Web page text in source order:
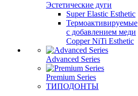
Эстетические дуги
Super Elastic Esthetic
Термоактивируемые
с добавлением меди
Copper NiTi Esthetic
Advanced Series
Premium Series
ТИПОДОНТЫ